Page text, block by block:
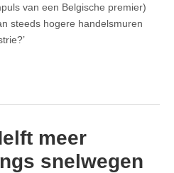
van een Belgische premier)
steeds hogere handelsmuren
meer
snelwegen